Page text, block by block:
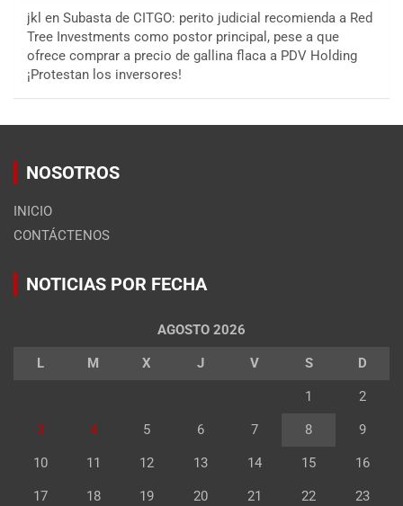
jkl en Subasta de CITGO: perito judicial recomienda a Red
Tree Investments como postor principal, pese a que
ofrece comprar a precio de gallina flaca a PDV Holding
¡Protestan los inversores!
NOSOTROS
INICIO
CONTÁCTENOS
NOTICIAS POR FECHA
AGOSTO 2026
L M X J V S D
1 2
3 4 5 6 7 8 9
10 11 12 13 14 15 16
17 18 19 20 21 22 23